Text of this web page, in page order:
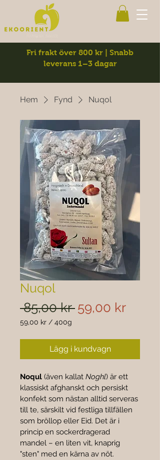
Fri frakt över 800 kr | Snabb
leverans 1–3 dagar
Hem Fynd Nuqol
Nuqol
85,00 kr Ordinarie
59,00 kr
59,00 kr / 400g
per
gram
Lägg i kundvagn
Noqul (även kallat Noghl) är ett
klassiskt afghanskt och persiskt
konfekt som nästan alltid serveras
till te, särskilt vid festliga tillfällen
som bröllop eller Eid. Det är i
princip en sockerdragerad
mandel – en liten vit, knaprig
"sten" med en kärna av nöt.